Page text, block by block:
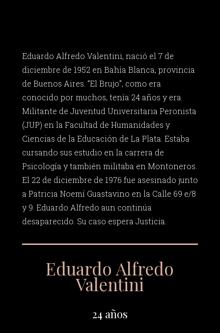
Eduardo Alfredo Valentini, nació el 7 de
diciembre de 1952 en Bahía Blanca, provincia
de Buenos Aires. “El Brujo”, como era
conocido por muchos, tenía 24 años y era
Militante de Juventud Universitaria Peronista
(JUP) en la Facultad de Humanidades y
Ciencias de la Educación de La Plata. Estaba
cursando sus estudio en la carrera de
Psicología y también militaba en Montoneros.
El 22 de diciembre de 1976 fue asesinado junto
a Patricia Noemí Guastavino en la Calle 69 e/8
y 9. Eduardo Alfredo aun continúa
desaparecido. Su caso espera Justicia.
Eduardo Alfredo
Valentini
24 años